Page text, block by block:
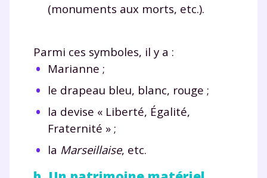
(monuments aux morts, etc.).
Parmi ces symboles, il y a :
Marianne ;
le drapeau bleu, blanc, rouge ;
la devise « Liberté, Égalité,
Fraternité » ;
la Marseillaise, etc.